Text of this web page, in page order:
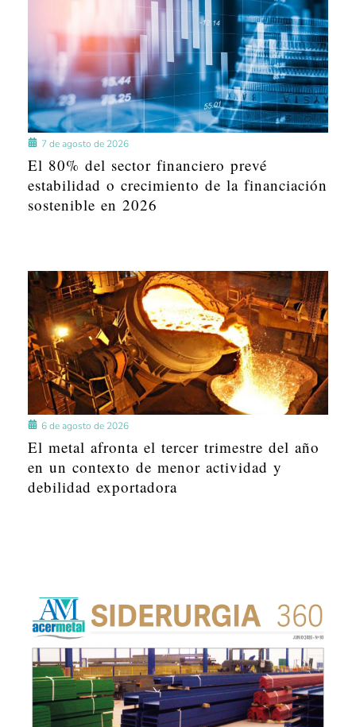
7 de agosto de 2026
El 80% del sector financiero prevé
estabilidad o crecimiento de la financiación
sostenible en 2026
6 de agosto de 2026
El metal afronta el tercer trimestre del año
en un contexto de menor actividad y
debilidad exportadora